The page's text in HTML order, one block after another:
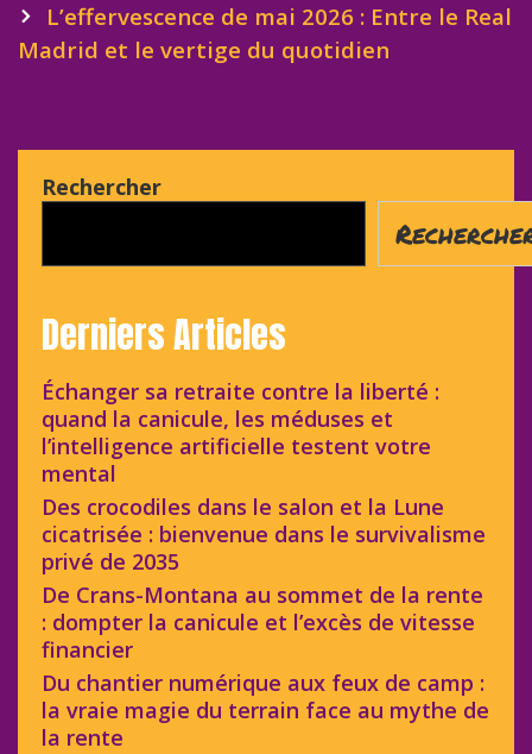
L’effervescence de mai 2026 : Entre le Real
Madrid et le vertige du quotidien
Rechercher
Derniers Articles
Échanger sa retraite contre la liberté :
quand la canicule, les méduses et
l’intelligence artificielle testent votre
mental
Des crocodiles dans le salon et la Lune
cicatrisée : bienvenue dans le survivalisme
privé de 2035
De Crans-Montana au sommet de la rente
: dompter la canicule et l’excès de vitesse
financier
Du chantier numérique aux feux de camp :
la vraie magie du terrain face au mythe de
la rente